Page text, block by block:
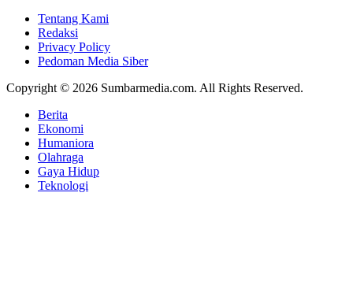
Tentang Kami
Redaksi
Privacy Policy
Pedoman Media Siber
Copyright © 2026 Sumbarmedia.com. All Rights Reserved.
Berita
Ekonomi
Humaniora
Olahraga
Gaya Hidup
Teknologi